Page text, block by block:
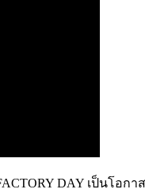
DAY เป็นโอ